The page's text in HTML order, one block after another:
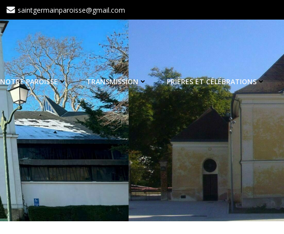
saintgermainparoisse@gmail.com
NOTRE PAROISSE TRANSMISSION PRIÈRES ET CÉLÉBRATIONS